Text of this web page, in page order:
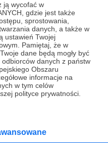
ją wycofać w
gdzie jest także
sprostowania,
danych, a także w
ustawień Twojej
Pamiętaj, że w
dane będą mogły być
danych z państw
Obszaru
informacje na
w tym celów
polityce prywatności.